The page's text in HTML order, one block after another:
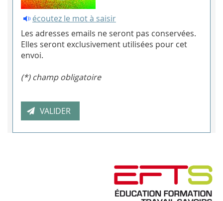
écoutez le mot à saisir
Les adresses emails ne seront pas conservées.
Elles seront exclusivement utilisées pour cet
envoi.
(*) champ obligatoire